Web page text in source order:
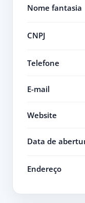
Nome fantasia
CNPJ
Telefone
E-mail
Website
Data de
Endereço